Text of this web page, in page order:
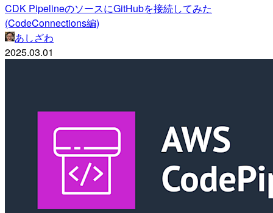
CDK PipelineのソースにGitHubを接続してみた
(CodeConnections編)
あしざわ
2025.03.01